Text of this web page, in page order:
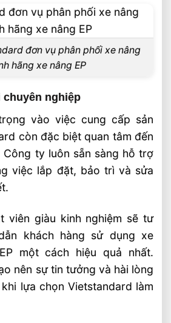
đơn vụ phân phối xe nâng
hãng xe nâng EP
chuyên nghiệp
vào việc cung cấp sản
còn đặc biệt quan tâm đến
Công ty luôn sẵn sàng hỗ trợ
việc lắp đặt, bảo trì và sửa
viên giàu kinh nghiệm sẽ tư
khách hàng sử dụng xe
một cách hiệu quả nhất.
nên sự tin tưởng và hài lòng
lựa chọn Vietstandard làm